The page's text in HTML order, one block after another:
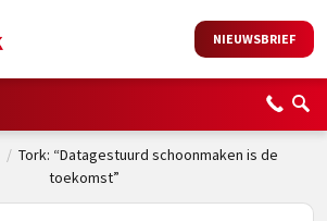
NIEUWSBRIEF
/ Tork: “Datagestuurd schoonmaken is de
toekomst”